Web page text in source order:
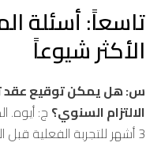
تاسعاً: أسئلة
الأكثر شيوعاً
الالتزام السنوي؟ ج: أيوه.
3 أشهر للتجربة الفعلية قبل الالتزام الطويل. التجربة بتثبت الكلام.